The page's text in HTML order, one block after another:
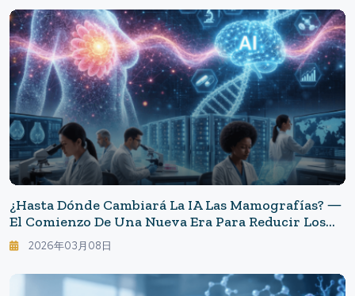
¿Hasta Dónde Cambiará La IA Las Mamografías? ―
El Comienzo De Una Nueva Era Para Reducir Los
“casos Pasados Por Alto”
2026年03月08日